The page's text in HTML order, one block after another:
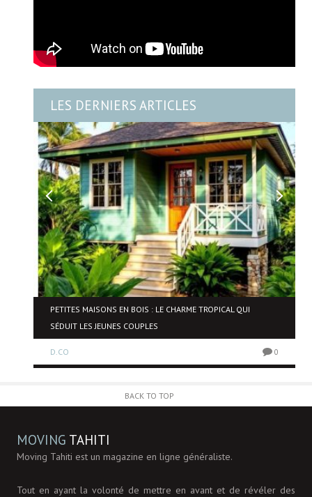
LES DERNIERS ARTICLES
PETITES MAISONS EN BOIS : LE CHARME TROPICAL QUI
SÉDUIT LES JEUNES COUPLES
D.CO 0
BACK TO TOP
MOVING TAHITI
Moving Tahiti est un magazine en ligne généraliste.
Tout en ayant la volonté de mettre en avant et de révéler des